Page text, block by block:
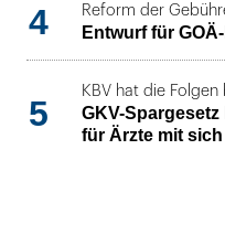
4 Reform der
Entwurf für
5
KBV hat die
GKV-
für Ärzte mit sich